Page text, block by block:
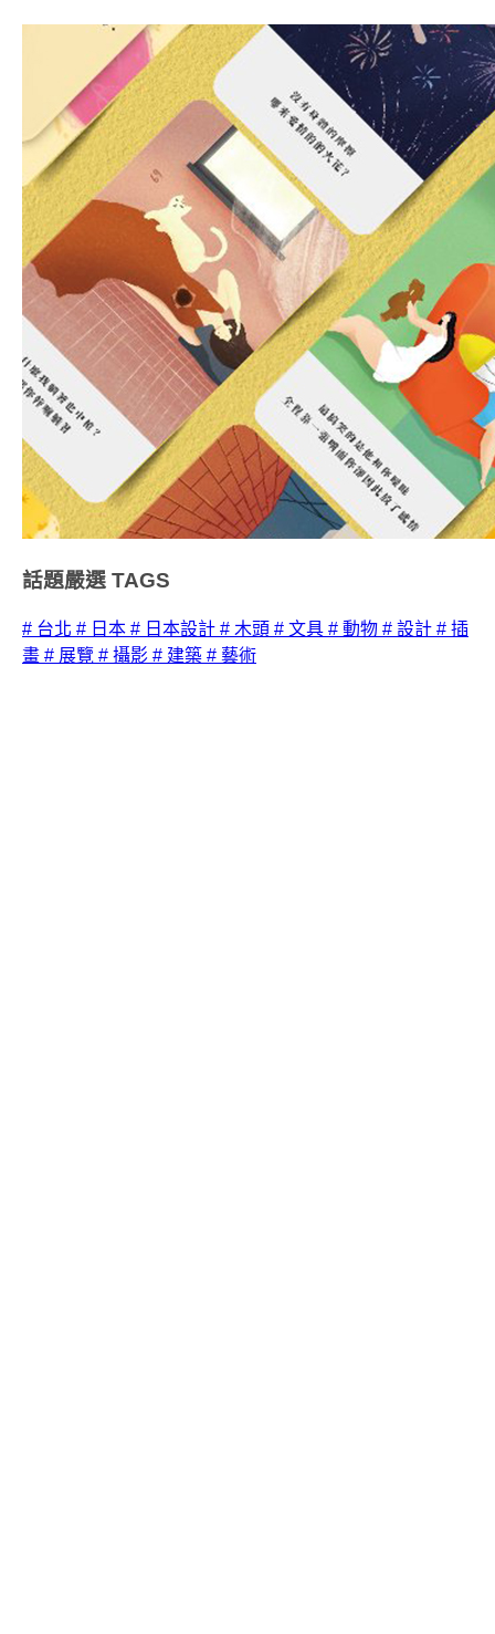
話題嚴選 TAGS
# 台北 # 日本 # 日本設計 # 木頭 # 文具 # 動物 # 設計 # 插
畫 # 展覽 # 攝影 # 建築 # 藝術